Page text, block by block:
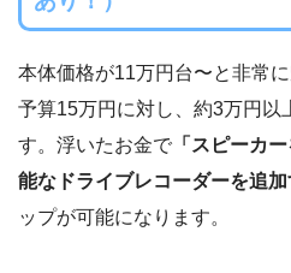
本体価格が11万円台〜と非常に
予算15万円に対し、約3万円以
す。浮いたお金で 「スピーカ
能なドライブレコーダーを追加
ップが可能になります。